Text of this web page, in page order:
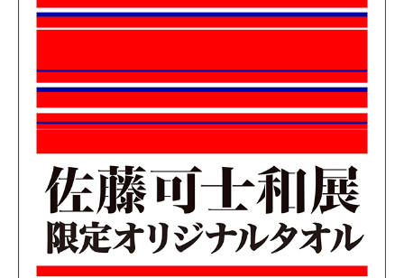
今治タオルについて
当サイトについて
会員サービス